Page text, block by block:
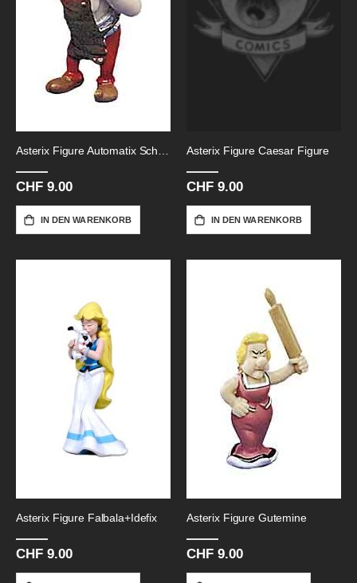
Asterix Figure Automatix Schmied
CHF 9.00
IN DEN WARENKORB
Asterix Figure Caesar Figure
CHF 9.00
IN DEN WARENKORB
Asterix Figure Falbala+Idefix
CHF 9.00
Asterix Figure Gutemine
CHF 9.00